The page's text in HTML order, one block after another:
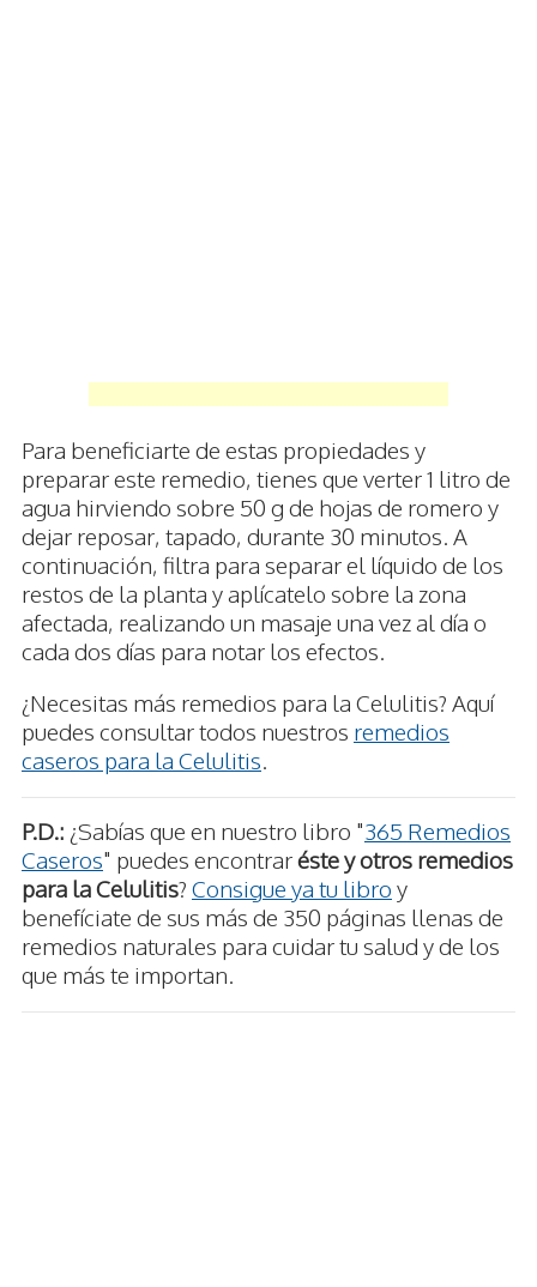
Para beneficiarte de estas propiedades y
preparar este remedio, tienes que verter 1 litro de
agua hirviendo sobre 50 g de hojas de romero y
dejar reposar, tapado, durante 30 minutos. A
continuación, filtra para separar el líquido de los
restos de la planta y aplícatelo sobre la zona
afectada, realizando un masaje una vez al día o
cada dos días para notar los efectos.
¿Necesitas más remedios para la Celulitis? Aquí
puedes consultar todos nuestros remedios
caseros para la Celulitis
P.D.: ¿Sabías que en nuestro libro "365 Remedios
Caseros" puedes encontraréste y otros remedios
para la Celulitis? Consigue ya tu libro y
benefíciate de sus más de 350 páginas llenas de
remedios naturales para cuidar tu salud y de los
que más te importan.